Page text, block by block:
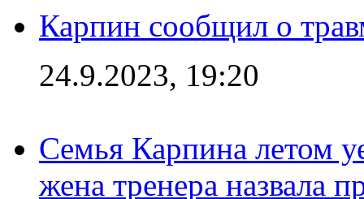
Карпин сообщил о
24.9.2023, 19:20
Семья Карпина летом
жена тренера назвала